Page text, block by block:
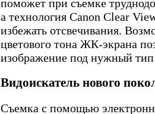
поможет при съемке
а технология Canon Clear
избежать отсвечивания.
цветового тона ЖК-экрана
изображение под нужный
Видоискатель нового
Съемка с помощью